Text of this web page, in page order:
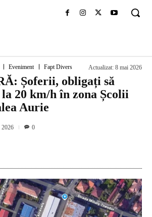
Eveniment Fapt Divers Actualizat: 8 mai 2026
Șoferii, obligați să
20 km/h în zona Școlii
Aurie
2026 0